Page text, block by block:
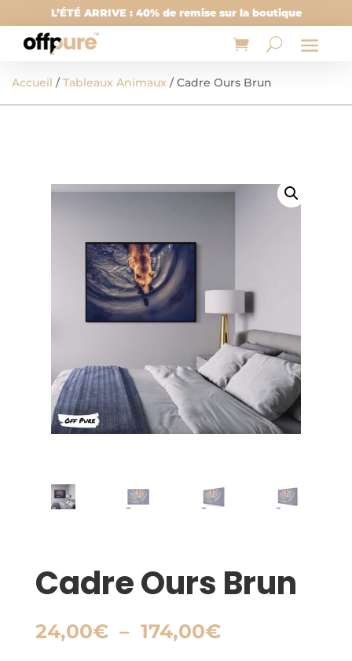
L’ÉTÉ ARRIVE : 40% de remise sur la boutique
Accueil /Tableaux Animaux / Cadre Ours Brun
Cadre Ours Brun
24,00€ – 174,00€Plage